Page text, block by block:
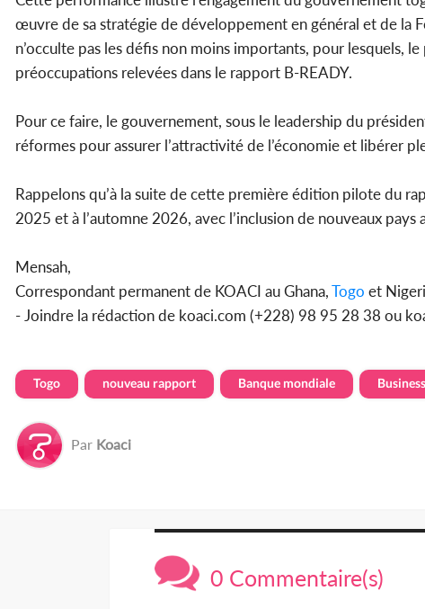
œuvre de sa stratégie de développement en général et de la
n’occulte pas les défis non moins importants, pour lesquels,
préoccupations relevées dans le rapport B-READY.
Pour ce faire, le gouvernement, sous le leadership du
réformes pour assurer l’attractivité de l’économie et libérer
Rappelons qu’à la suite de cette première édition pilote du
2025 et à l’automne 2026, avec l’inclusion de nouveaux
Mensah,
Correspondant permanent de KOACI au Ghana,Togo et
- Joindre la rédaction de koaci.com (+228) 98 95 28 38 ou
Togo nouveau rapport Banque mondiale
Par Koaci
0 Commentaire(s)